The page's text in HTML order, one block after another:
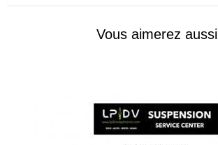
Vous aimerez aussi